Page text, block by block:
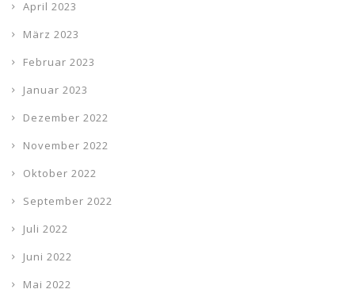
April 2023
März 2023
Februar 2023
Januar 2023
Dezember 2022
November 2022
Oktober 2022
September 2022
Juli 2022
Juni 2022
Mai 2022